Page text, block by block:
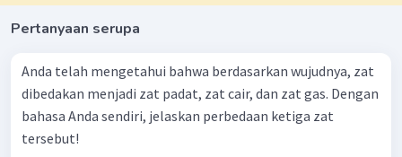
Pertanyaan serupa
Anda telah mengetahui bahwa berdasarkan wujudnya, zat
dibedakan menjadi zat padat, zat cair, dan zat gas. Dengan
bahasa Anda sendiri, jelaskan perbedaan ketiga zat
tersebut!